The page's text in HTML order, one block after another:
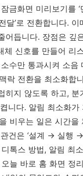
금화면 미리보기를
달’로 전환합니다.
어듭니다. 장점은 깊
체 신호를 만들어 리
수만 통과시켜 소
락 전환을 최소화합
지 않도록 하고, 분
니다. 알림 최소화
비우는 일은 시간을
건은 ‘설계 → 실행
톡스 방법, 알림 최
늘 바로 홈 화면 정